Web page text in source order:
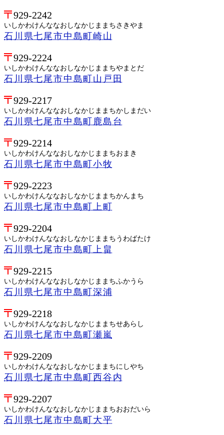
929-2242
いしかわけんななおしなかじままちさきやま
石川県七尾市中島町崎山
929-2224
いしかわけんななおしなかじままちやまとだ
石川県七尾市中島町山戸田
929-2217
いしかわけんななおしなかじままちかしまだい
石川県七尾市中島町鹿島台
929-2214
いしかわけんななおしなかじままちおまき
石川県七尾市中島町小牧
929-2223
いしかわけんななおしなかじままちかんまち
石川県七尾市中島町上町
929-2204
いしかわけんななおしなかじままちうわばたけ
石川県七尾市中島町上畠
929-2215
いしかわけんななおしなかじままちふかうら
石川県七尾市中島町深浦
929-2218
いしかわけんななおしなかじままちせあらし
石川県七尾市中島町瀬嵐
929-2209
いしかわけんななおしなかじままちにしやち
石川県七尾市中島町西谷内
929-2207
いしかわけんななおしなかじままちおおだいら
石川県七尾市中島町大平